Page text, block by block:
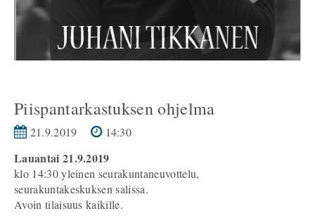
Piispantarkastuksen ohjelma
21.9.2019 14:30
Lauantai 21.9.2019
klo 14:30 yleinen seurakuntaneuvottelu,
seurakuntakeskuksen salissa.
Avoin tilaisuus kaikille.